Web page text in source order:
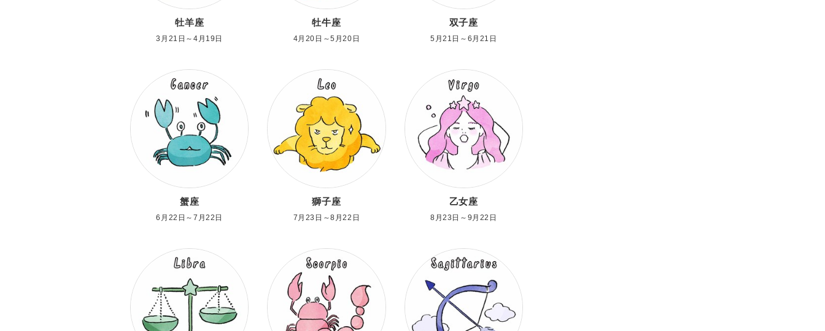
牡羊座
3月21日～4月19日
牡牛座
4月20日～5月20日
双子座
5月21日～6月21日
蟹座
6月22日～7月22日
獅子座
7月23日～8月22日
乙女座
8月23日～9月22日